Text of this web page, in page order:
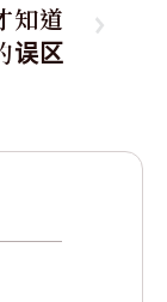
知道
误区